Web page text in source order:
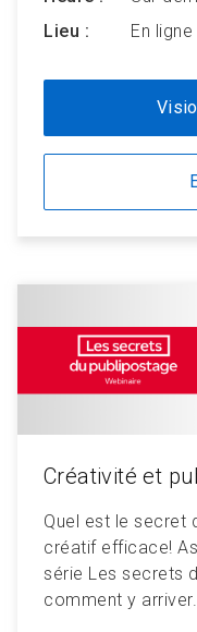
Lieu :
En ligne
Créativité et
Quel est le secret
créatif efficace!
série Les secrets
comment y arriver.